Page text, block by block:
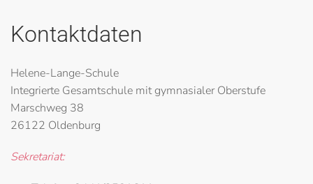
Kontaktdaten
Helene-Lange-Schule
Integrierte Gesamtschule mit gymnasialer Oberstufe
Marschweg 38
26122 Oldenburg
Sekretariat: